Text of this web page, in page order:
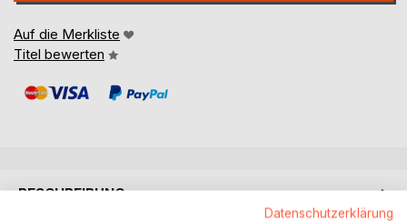
Auf die Merkliste
Titel bewerten
BESCHREIBUNG
Datenschutzerklärung